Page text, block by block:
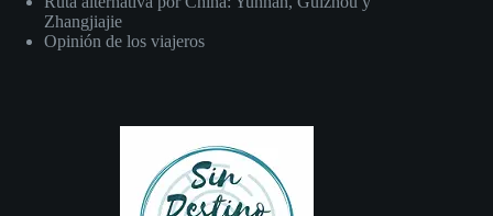
Zhangjiajie
Opinión de los viajeros